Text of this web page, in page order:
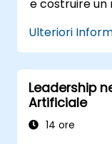
e costruire un
illustra le
pratiche per
modelli
nonché
fiducia.
Ulteriori
Leadership
Artificiale
14 ore